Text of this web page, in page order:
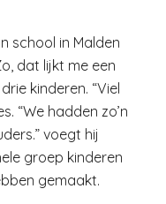
school in Malden
dat lijkt me een
kinderen. “Viel
“We hadden zo’n
voegt hij
groep kinderen
gemaakt.